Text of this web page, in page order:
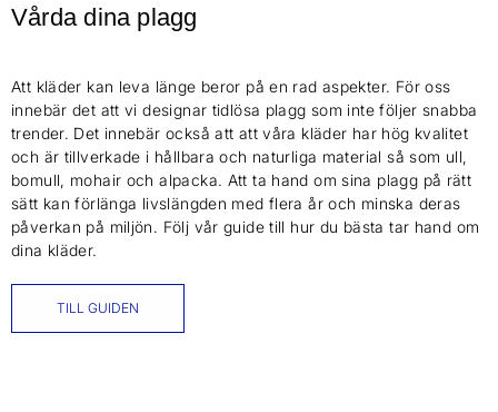
Vårda dina plagg
Att kläder kan leva länge beror på en rad aspekter. För oss
innebär det att vi designar tidlösa plagg som inte följer snabba
trender. Det innebär också att att våra kläder har hög kvalitet
och är tillverkade i hållbara och naturliga material så som ull,
bomull, mohair och alpacka. Att ta hand om sina plagg på rätt
sätt kan förlänga livslängden med flera år och minska deras
påverkan på miljön. Följ vår guide till hur du bästa tar hand om
dina kläder.
TILL GUIDEN